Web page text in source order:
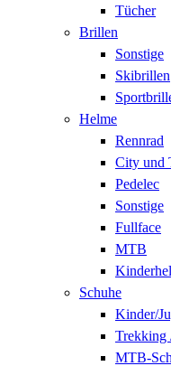
Tücher
Brillen
Sonstige
Skibrillen
Helme
Rennrad
City und
Pedelec
Sonstige
Fullface
MTB
Schuhe
Kinder/
Trekking
MTB-